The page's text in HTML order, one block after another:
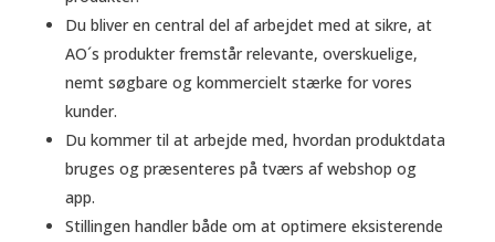
Du bliver en central del af arbejdet med at sikre, at
AO´s produkter fremstår relevante, overskuelige,
nemt søgbare og kommercielt stærke for vores
kunder.
Du kommer til at arbejde med, hvordan produktdata
bruges og præsenteres på tværs af webshop og
app.
Stillingen handler både om at optimere eksisterende